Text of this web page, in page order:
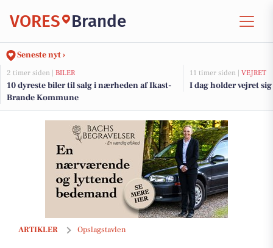
VORES Brande
Seneste nyt ›
2 timer siden | BILER
10 dyreste biler til salg i nærheden af Ikast-
Brande Kommune
11 timer siden | VEJRET
I dag holder vejret
ARTIKLER Opslagstavlen
Bachs Begravelser minder om at ære det aftryk, der aldrig kan slettes